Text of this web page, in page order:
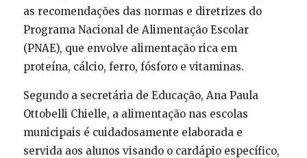
as recomendações das normas e diretrizes do
Programa Nacional de Alimentação Escolar
(PNAE), que envolve alimentação rica em
proteína, cálcio, ferro, fósforo e vitaminas.
Segundo a secretária de Educação, Ana Paula
Ottobelli Chielle, a alimentação nas escolas
municipais é cuidadosamente elaborada e
servida aos alunos visando o cardápio específico,